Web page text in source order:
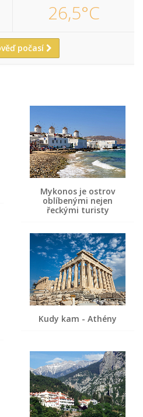
26,5°C
počasí
Mykonos je ostrov
oblíbenými nejen
řeckými turisty
Kudy kam - Athény